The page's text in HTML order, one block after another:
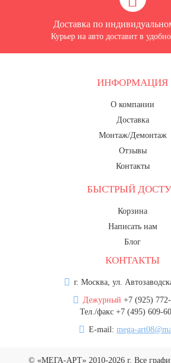
Доставка по
Курьер на авто доставит в
ИНФОРМАЦИЯ
О компании
Доставка
Монтаж/Демонтаж
Отзывы
Контакты
БЫСТРЫЙ
Корзина
Написать нам
Блог
КОНТАКТЫ
г. Москва, ул.
Дежурный +7 (925)
Тел./факс +7 (495) 609-
E-mail: mega-
© «МЕГА-АРТ» 2010-2026 г. Все